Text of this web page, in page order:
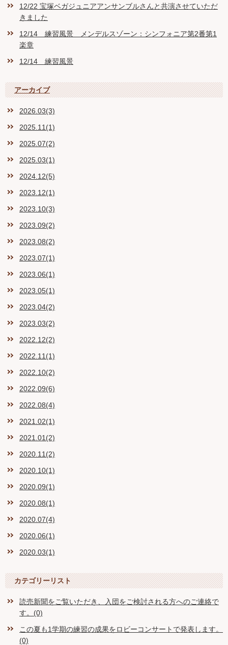
12/22 宝塚ベガジュニアアンサンブルさんと共演させていただ
きました
12/14 練習風景 メンデルスゾーン：シンフォニア第2番第1
楽章
12/14 練習風景
アーカイブ
2026.03(3)
2025.11(1)
2025.07(2)
2025.03(1)
2024.12(5)
2023.12(1)
2023.10(3)
2023.09(2)
2023.08(2)
2023.07(1)
2023.06(1)
2023.05(1)
2023.04(2)
2023.03(2)
2022.12(2)
2022.11(1)
2022.10(2)
2022.09(6)
2022.08(4)
2021.02(1)
2021.01(2)
2020.11(2)
2020.10(1)
2020.09(1)
2020.08(1)
2020.07(4)
2020.06(1)
2020.03(1)
カテゴリーリスト
読売新聞をご覧いただき、入団をご検討される方へのご連絡で
す。(0)
この夏も1学期の練習の成果をロビーコンサートで発表します。
(0)